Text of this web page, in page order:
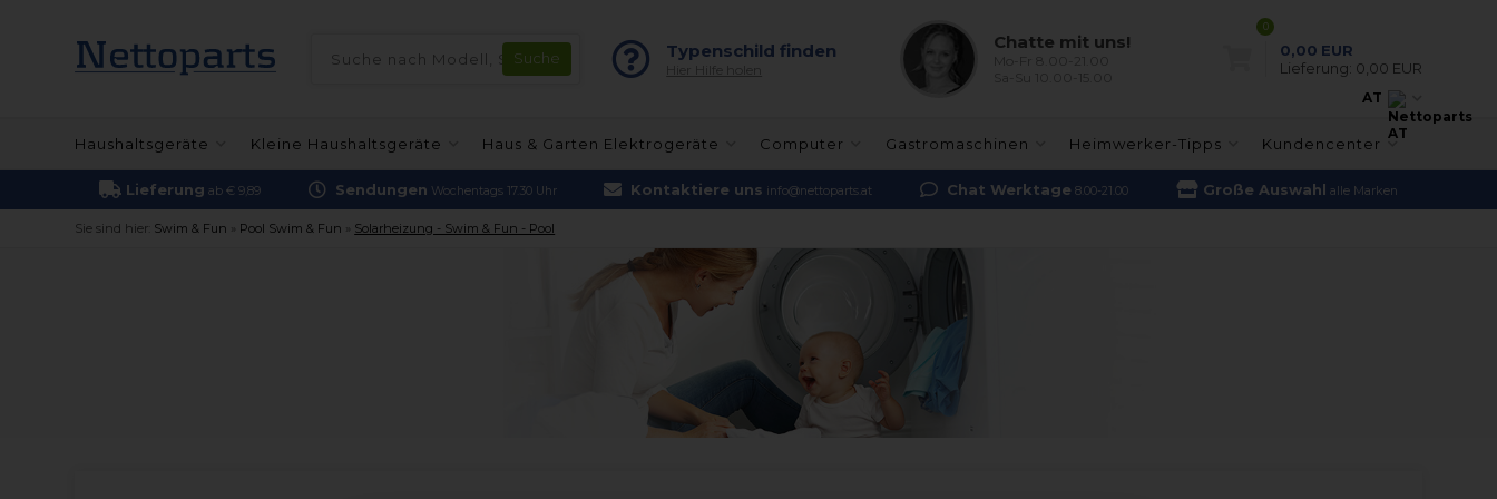
Typenschild finden Chatte mit uns!
AT
0
0,00 EUR
Lieferung: 0,00 EUR
Haushaltsgeräte Kleine Haushaltsgeräte Haus & Garten Elektrogeräte Computer Gastromaschinen Heimwerker-Tipps Kundencenter
Lieferung ab € 9,89 Sendungen Wochentags 17.30 Uhr Kontaktiere uns info@nettoparts.at Chat Werktage 8.00-21.00 Große Auswahl alle Marken
Sie sind hier: Swim & Fun Pool Swim & Fun Solarheizung - Swim & Fun - Pool